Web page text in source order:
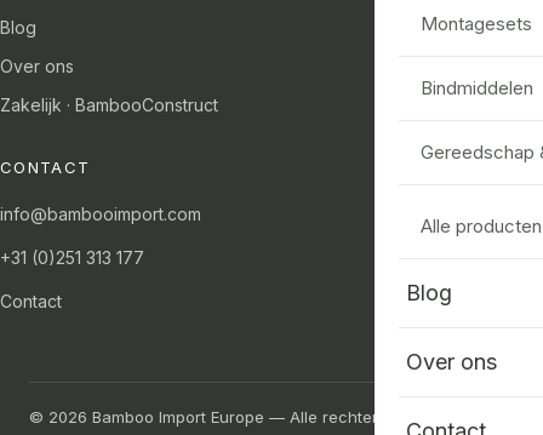
Montagesets
Bindmiddelen
Gereedschap
Alle
Blog
Over ons
Blog
Over ons
Zakelijk · BambooConstruct
CONTACT
info@bambooimport.com
+31 (0)251 313 177
Contact
© 2026 Bamboo Import Europe — Alle rechten voorbehouden.